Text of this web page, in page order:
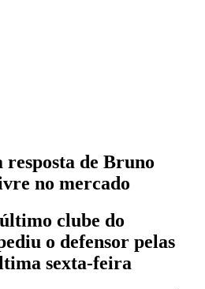
de Bruno
no mercado
clube do
o defensor pelas
sexta-feira